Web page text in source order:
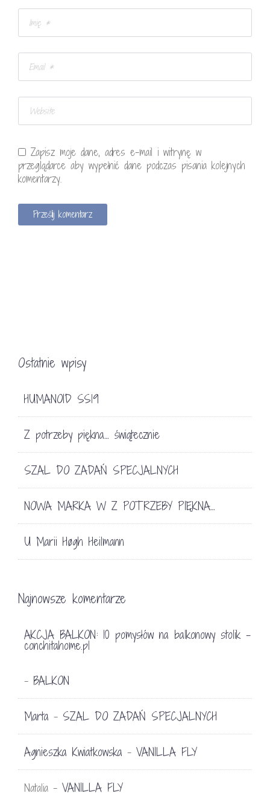
Zapisz moje dane, adres e-mail i witrynę w
przeglądarce aby wypełnić dane podczas pisania kolejnych
komentarzy.
Ostatnie wpisy
HUMANOID SS19
Z potrzeby piękna… świątecznie
SZAL DO ZADAŃ SPECJALNYCH
NOWA MARKA W Z POTRZEBY PIĘKNA…
U Marii Høgh Heilmann
Najnowsze komentarze
AKCJA BALKON: 10 pomysłów na balkonowy stolik -
conchitahome.pl
- BALKON
Marta - SZAL DO ZADAŃ SPECJALNYCH
Agnieszka Kwiatkowska - VANILLA FLY
Natalia - VANILLA FLY